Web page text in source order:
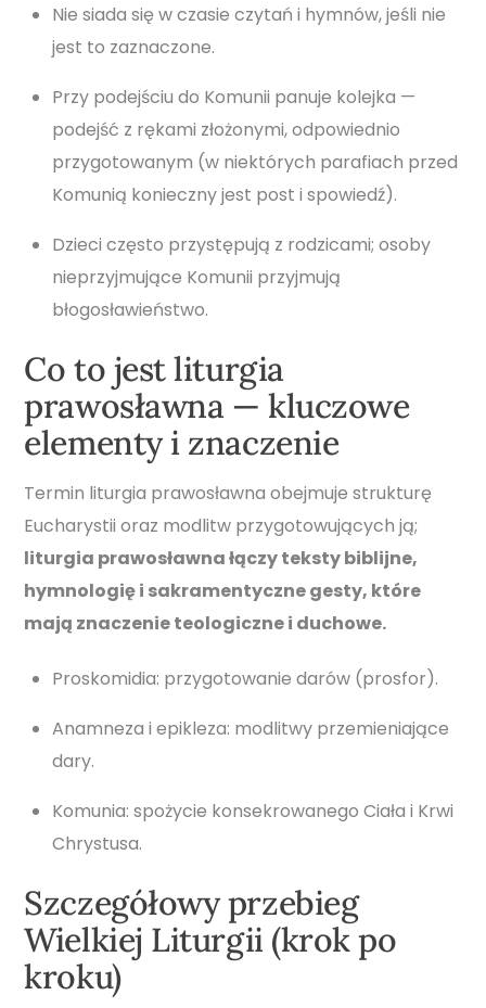
Nie siada się w czasie czytań i hymnów, jeśli nie
jest to zaznaczone.
Przy podejściu do Komunii panuje kolejka —
podejść z rękami złożonymi, odpowiednio
przygotowanym (w niektórych parafiach przed
Komunią konieczny jest post i spowiedź).
Dzieci często przystępują z rodzicami; osoby
nieprzyjmujące Komunii przyjmują
błogosławieństwo.
Co to jest liturgia
prawosławna — kluczowe
elementy i znaczenie
Termin liturgia prawosławna obejmuje strukturę
Eucharystii oraz modlitw przygotowujących ją;
liturgia prawosławna łączy teksty biblijne,
hymnologię i sakramentyczne gesty, które
mają znaczenie teologiczne i duchowe.
Proskomidia: przygotowanie darów (prosfor).
Anamneza i epikleza: modlitwy przemieniające
dary.
Komunia: spożycie konsekrowanego Ciała i Krwi
Chrystusa.
Szczegółowy przebieg
Wielkiej Liturgii (krok po
kroku)